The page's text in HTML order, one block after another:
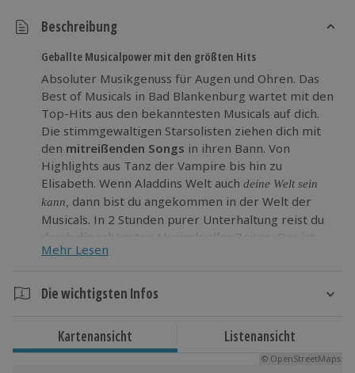
Beschreibung
Geballte Musicalpower mit den größten Hits
Absoluter Musikgenuss für Augen und Ohren. Das
Best of Musicals in Bad Blankenburg wartet mit den
Top-Hits aus den bekanntesten Musicals auf dich.
Die stimmgewaltigen Starsolisten ziehen dich mit
den mitreißenden Songs in ihren Bann. Von
Highlights aus Tanz der Vampire bis hin zu
Elisabeth. Wenn Aladdins Welt auch deine Welt sein
kann,
dann bist du angekommen in der Welt der
Musicals. In 2 Stunden purer Unterhaltung reist du
durch die schönsten Musicals aller Zeiten. Das ist
der Kurztrip deines Lebens.
Musicals in Bad Blankenburg.
Mehr Lesen
Die wichtigsten Infos
Ca. 2 Stunden
Kartenansicht Listenansicht
© OpenStreetMaps